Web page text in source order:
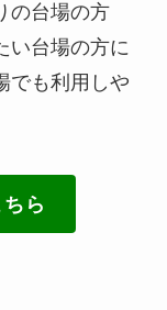
の台場の方
い台場の方に
でも利用しや
ら